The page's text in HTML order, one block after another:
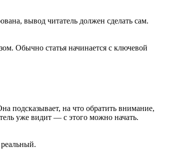
вывод читатель должен сделать сам.
Обычно статья начинается с ключевой
подсказывает, на что обратить внимание,
уже видит — с этого можно начать.